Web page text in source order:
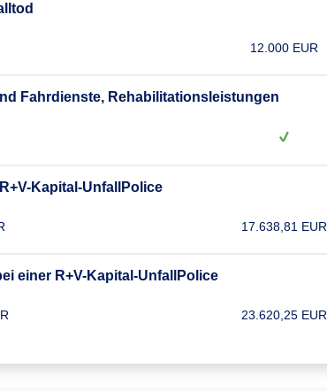
12.000 EUR
Fahrdienste, Rehabilitationsleistungen
Kapital-UnfallPolice
17.638,81 EUR
einer R+V-Kapital-UnfallPolice
23.620,25 EUR